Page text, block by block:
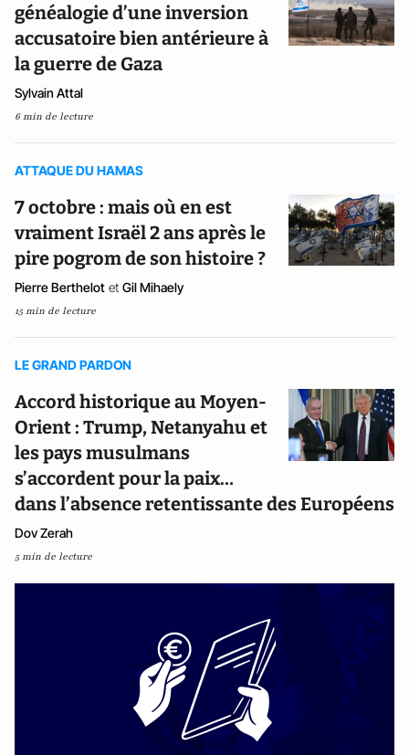
généalogie d’une inversion
accusatoire bien antérieure à
la guerre de Gaza
Sylvain Attal
6 min de lecture
ATTAQUE DU HAMAS
7 octobre : mais où en est
vraiment Israël 2 ans après le
pire pogrom de son histoire ?
Pierre Berthelot et Gil Mihaely
15 min de lecture
LE GRAND PARDON
Accord historique au Moyen-
Orient : Trump, Netanyahu et
les pays musulmans
s’accordent pour la paix…
dans l’absence retentissante des Européens
Dov Zerah
5 min de lecture